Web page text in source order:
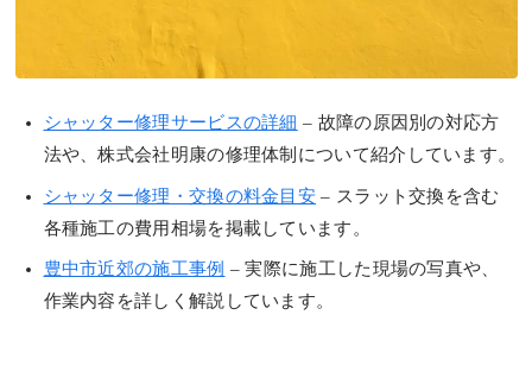
シャッター修理サービスの詳細 – 故障の原因別の対応方
法や、株式会社明康の修理体制について紹介しています。
シャッター修理・交換の料金目安 – スラット交換を含む
各種施工の費用相場を掲載しています。
豊中市近郊の施工事例 – 実際に施工した現場の写真や、
作業内容を詳しく解説しています。